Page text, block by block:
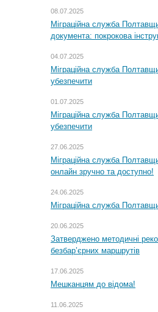
08.07.2025
Міграційна служба
документа: покрокова
04.07.2025
Міграційна служба
убезпечити
01.07.2025
Міграційна служба
убезпечити
27.06.2025
Міграційна служба
онлайн зручно та доступно!
24.06.2025
Міграційна служба
20.06.2025
Затверджено методичні
безбар’єрних маршрутів
17.06.2025
Мешканцям до відома!
11.06.2025